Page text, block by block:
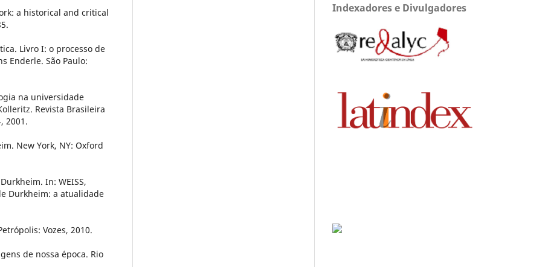
a historical and critical
Livro I: o processo de
Enderle. São Paulo:
na universidade
Revista Brasileira
2001.
New York, NY: Oxford
In: WEISS,
Durkheim: a atualidade
Vozes, 2010.
de nossa época. Rio
Indexadores e Divulgadores